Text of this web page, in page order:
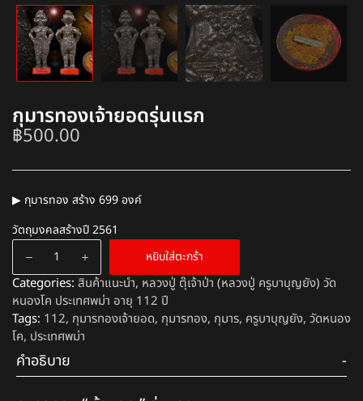
กุมารทองเจ้ายอดรุ่นแรก
฿500.00
▶ กุมารทอง สร้าง 699 องค์
วัตถุมงคลสร้างปี 2561
หยิบใส่ตะกร้า
Categories: สินค้าแนะนำ, หลวงปู่ ตุ๊เจ้าป่า (หลวงปู่ ครูบาบุญยัง) วัด
หนองโค ประเทศพม่า อายุ 112 ปี
Tags: 112, กุมารทองเจ้ายอด, กุมารทอง, กุมาร, ครูบาบุญยัง, วัดหนอง
โค, ประเทศพม่า
คำอธิบาย